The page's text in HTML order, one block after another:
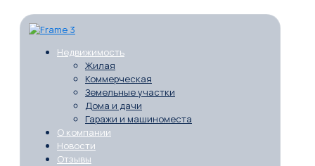
Недвижимость
Жилая
Коммерческая
Земельные участки
Дома и дачи
Гаражи и машиноместа
О компании
Новости
Отзывы